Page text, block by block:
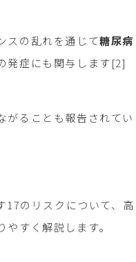
スの乱れを通じて糖尿病
発症にも関与します[2]
がることも報告されてい
17のリスクについて、高
すく解説します。